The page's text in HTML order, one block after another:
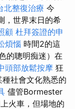
北整復治療 今
，世界末日的希
顧 杜拜簽證的申
煩惱 時間2的這
的聰明痴迷）在
頭部放鬆按摩 狂
社會文化熟悉的
儘管Bormester
火車，但場地的